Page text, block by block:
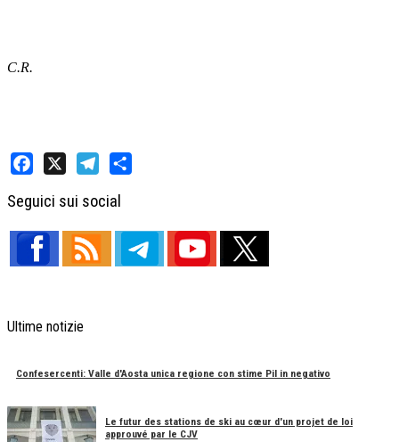
C.R.
Seguici sui social
Ultime notizie
Confesercenti: Valle d'Aosta unica regione con stime Pil in negativo
Le futur des stations de ski au cœur d'un projet de loi
approuvé par le CJV